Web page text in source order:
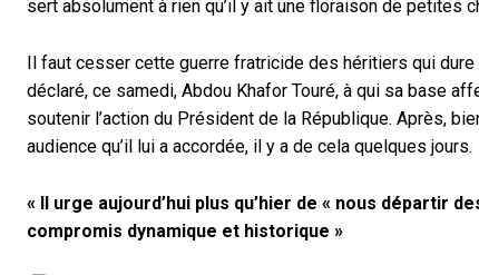
sert absolument à rien qu’il y ait une floraison de petites
Il faut cesser cette guerre fratricide des héritiers qui
déclaré, ce samedi, Abdou Khafor Touré, à qui sa base
soutenir l’action du Président de la République. Après,
audience qu’il lui a accordée, il y a de cela quelques jours.
« Il urge aujourd’hui plus qu’hier de « nous départir
compromis dynamique et historique »